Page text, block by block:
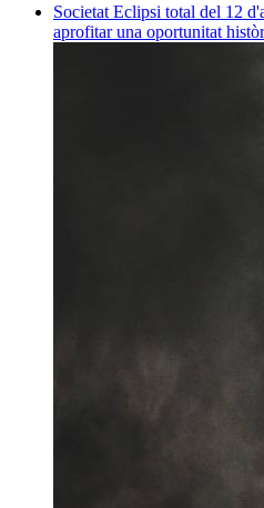
Societat Eclipsi total del 12
aprofitar una oportunitat